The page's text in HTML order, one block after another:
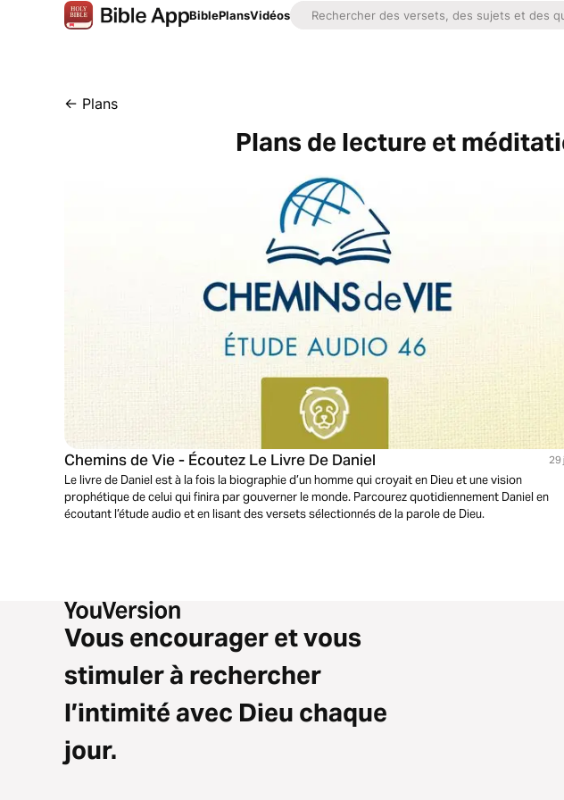
BiblePlansVidéos
← Plans
Plans de lecture et
Chemins de Vie - Écoutez Le Livre De Daniel 29
Le livre de Daniel est à la fois la biographie d’un homme qui croyait en Dieu et une vision
prophétique de celui qui finira par gouverner le monde. Parcourez quotidiennement Daniel en
écoutant l’étude audio et en lisant des versets sélectionnés de la parole de Dieu.
Vous encourager et vous
stimuler à rechercher
l’intimité avec Dieu chaque
jour.